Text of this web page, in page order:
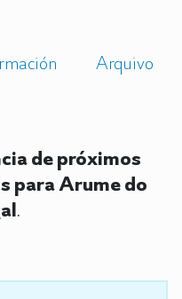
Arquivo
de próximos
para Arume do
.